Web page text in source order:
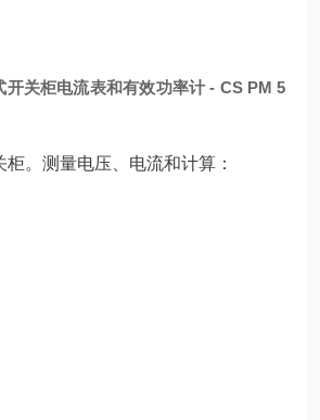
开关柜电流表和有效功率计 - CS PM 5
。测量电压、电流和计算：